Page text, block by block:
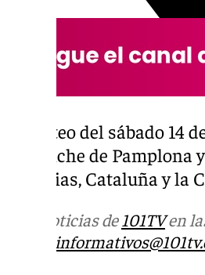
El sorteo del sábado 14
Ensanche de Pamplona
Canarias, Cataluña y la
Más noticias de 101TVen